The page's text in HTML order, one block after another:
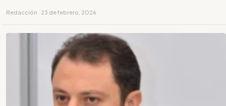
Redacción · 23 de febrero, 2026